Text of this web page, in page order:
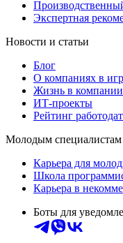
Экспертная
Новости и статьи
Блог
О компаниях в
Жизнь в компании
ИТ-проекты
Рейтинг
Молодым специалистам
Карьера для
Школа
Карьера в
Боты для